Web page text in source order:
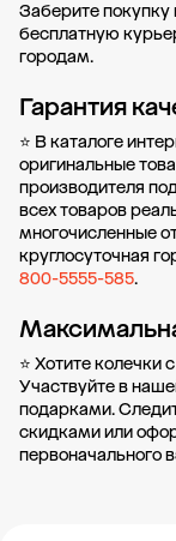
Заберите покупку
бесплатную
городам.
Гарантия
⭐ В каталоге
оригинальные
производителя
всех товаров
многочисленные
круглосуточная
800-5555-585.
⭐ Хотите
Участвуйте в
подарками.
скидкамиили
первоначального